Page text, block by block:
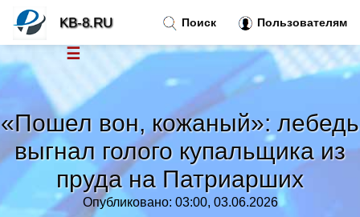
«Пошел вон, кожаный»: лебедь
выгнал голого купальщика из
пруда на Патриарших
Опубликовано: 03:00, 03.06.2026
Поиск Пользователям
KB-8.RU
☰
Новости
Тренды новостей»
Рубрики»